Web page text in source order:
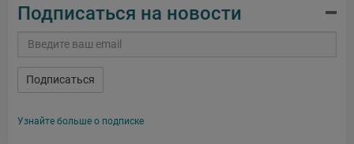
Подписаться на новости
Подписаться
Узнайте больше о подписке